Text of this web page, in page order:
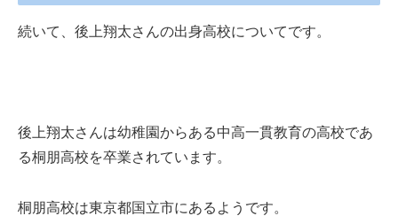
続いて、後上翔太さんの出身高校についてです。
後上翔太さんは幼稚園からある中高一貫教育の高校であ
る桐朋高校を卒業されています。
桐朋高校は東京都国立市にあるようです。